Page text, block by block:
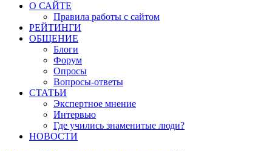
О САЙТЕ
Правила работы с сайтом
РЕЙТИНГИ
ОБЩЕНИЕ
Блоги
Форум
Опросы
Вопросы-ответы
СТАТЬИ
Экспертное мнение
Интервью
Где учились знаменитые люди?
НОВОСТИ